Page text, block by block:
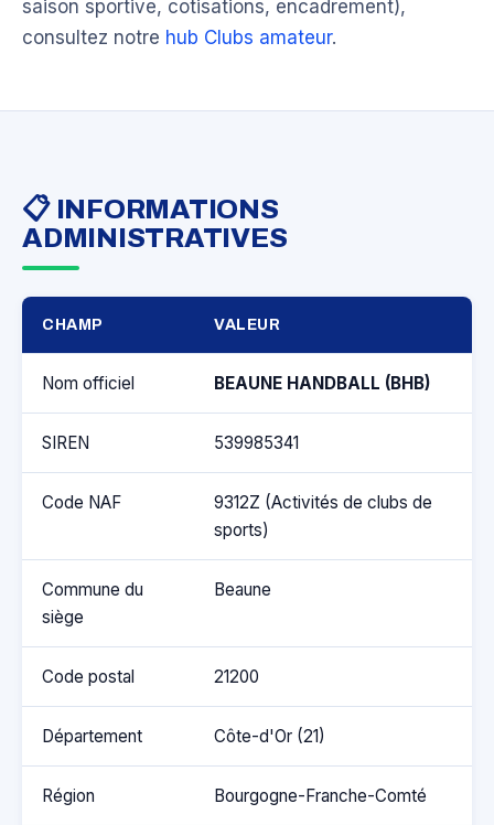
saison sportive, cotisations, encadrement),
consultez notre hub Clubs amateur.
📋 INFORMATIONS
ADMINISTRATIVES
CHAMP VALEUR
Nom officiel BEAUNE HANDBALL (BHB)
SIREN 539985341
Code NAF
9312Z (Activités de clubs de
sports)
Commune du
siège
Beaune
Code postal 21200
Département Côte-d'Or (21)
Région Bourgogne-Franche-Comté